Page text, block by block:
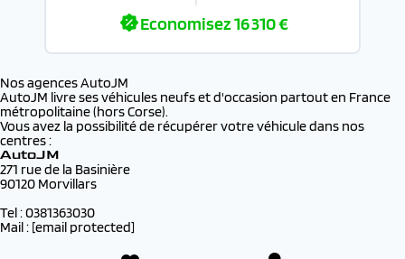
Economisez16 310 €
Nos agences AutoJM
AutoJM livre ses véhicules neufs et d'occasion partout en France
métropolitaine (hors Corse).
Vous avez la possibilité de récupérer votre véhicule dans nos
centres :
AutoJM
271 rue de la Basinière
90120 Morvillars
Tel : 0381363030
Mail : [email protected]